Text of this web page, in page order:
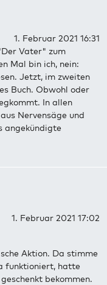
1. Februar 2021 16:31
Vater" zum
Mal bin ich, nein:
Jetzt, im zweiten
Buch. Obwohl oder
In allen
Nervensäge und
angekündigte
1. Februar 2021 17:02
Aktion. Da stimme
funktioniert, hatte
bekommen.